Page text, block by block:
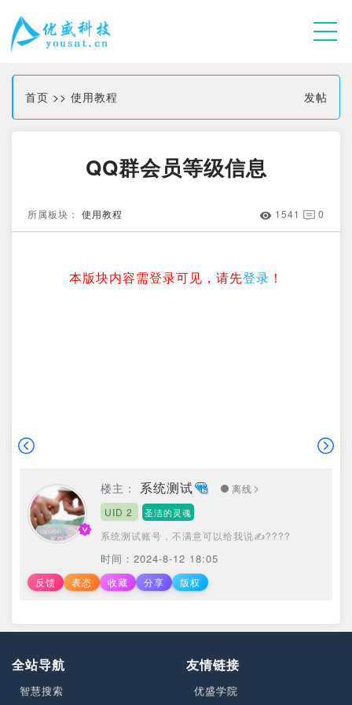
首页 >> 使用教程 发帖
QQ群会员等级信息
所属板块： 使用教程 1541 0
本版块内容需登录可见，请先登录 ！
楼主： 系统测试
离线
UID 2
圣洁的灵魂
系统测试账号，不满意可以给我说✍????
时间：2024-8-12 18:05
反馈 表态 收藏 分享 版权
全站导航
智慧搜索
友情链接
优盛学院